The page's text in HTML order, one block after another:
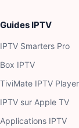
Guides IPTV
IPTV Smarters Pro
Box IPTV
TiviMate IPTV Player
IPTV sur Apple TV
Applications IPTV